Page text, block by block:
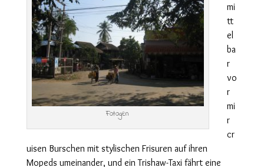
Fotogen
mi
tt
el
ba
r
vo
r
mi
r
cr
uisen Burschen mit stylischen Frisuren auf ihren
Mopeds umeinander, und ein Trishaw-Taxi fährt eine